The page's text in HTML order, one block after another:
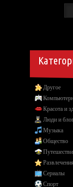
Другое
Красота и
Люди и
Музыка
Общество
Развлечения
Сериалы
Спорт